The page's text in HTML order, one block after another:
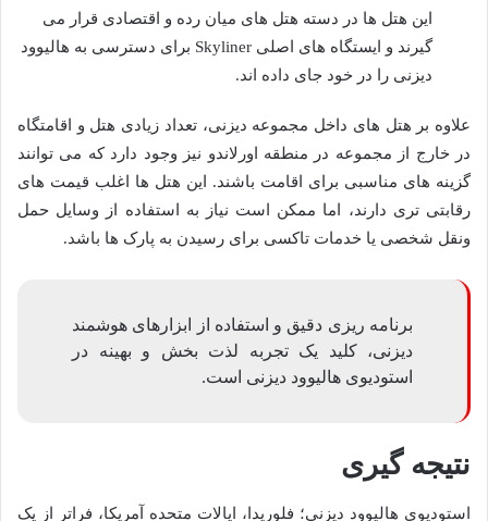
این هتل ها در دسته هتل های میان رده و اقتصادی قرار می
گیرند و ایستگاه های اصلی Skyliner برای دسترسی به هالیوود
دیزنی را در خود جای داده اند.
علاوه بر هتل های داخل مجموعه دیزنی، تعداد زیادی هتل و اقامتگاه
در خارج از مجموعه در منطقه اورلاندو نیز وجود دارد که می توانند
گزینه های مناسبی برای اقامت باشند. این هتل ها اغلب قیمت های
رقابتی تری دارند، اما ممکن است نیاز به استفاده از وسایل حمل
ونقل شخصی یا خدمات تاکسی برای رسیدن به پارک ها باشد.
برنامه ریزی دقیق و استفاده از ابزارهای هوشمند
دیزنی، کلید یک تجربه لذت بخش و بهینه در
استودیوی هالیوود دیزنی است.
نتیجه گیری
استودیوی هالیوود دیزنی؛ فلوریدا، ایالات متحده آمریکا، فراتر از یک